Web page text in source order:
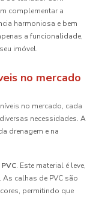
complementar a
harmoniosa e bem
a funcionalidade,
imóvel.
no mercado
no mercado, cada
necessidades. A
drenagem e na
PVC. Este material é leve,
calhas de PVC são
permitindo que